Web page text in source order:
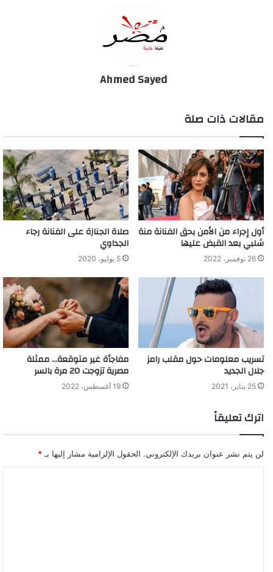
Ahmed Sayed
مقالات ذات صلة
أول إجراء من الأمن بحق الفنانة منة
شلبي بعد القبض عليها
26 نوفمبر، 2022
صلاة الجنازة على الفنانة رجاء
الجداوي
5 يوليو، 2020
تسريب معلومات حول مقلب رامز
جلال الجديد
25 يناير، 2021
مفاجأة غير متوقعة… ممثلة
مصرية تزوجت 20 مرة بالسر
19 أغسطس، 2022
اترك تعليقاً
لن يتم نشر عنوان بريدك الإلكتروني. الحقول الإلزامية مشار إليها بـ *